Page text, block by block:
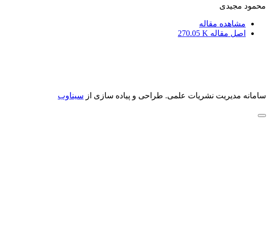
محمود مجیدی
مشاهده مقاله
اصل مقاله 270.05 K
سامانه مدیریت نشریات علمی. طراحی و پیاده سازی از سیناوب